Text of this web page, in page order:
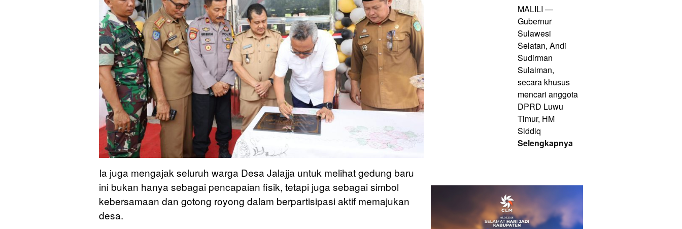
Ia juga mengajak seluruh warga Desa Jalajja untuk melihat gedung baru
ini bukan hanya sebagai pencapaian fisik, tetapi juga sebagai simbol
kebersamaan dan gotong royong dalam berpartisipasi aktif memajukan
desa.
MALILI —
Gubernur
Sulawesi
Selatan, Andi
Sudirman
Sulaiman,
secara khusus
mencari anggota
DPRD Luwu
Timur, HM
Siddiq
Selengkapnya